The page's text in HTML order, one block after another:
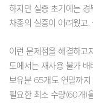
하지만 실증 초기에는
차종의 실증이 어려웠고
이런 문제점을 해결하고
도에서는 재사용 불가
보유분 65개도 연말까지
필요한 최소 수량(60개)